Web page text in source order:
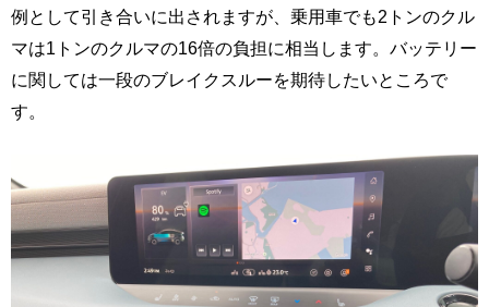
例として引き合いに出されますが、乗用車でも2トンのクル
マは1トンのクルマの16倍の負担に相当します。バッテリー
に関しては一段のブレイクスルーを期待したいところで
す。